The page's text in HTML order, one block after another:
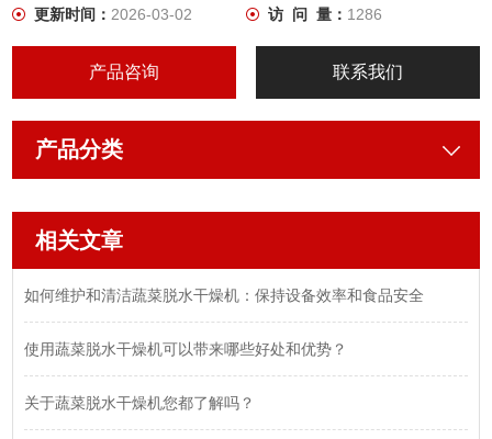
更新时间：2026-03-02 访 问 量： 1286
产品咨询 联系我们
产品分类
相关文章
如何维护和清洁蔬菜脱水干燥机：保持设备效率和食品安全
使用蔬菜脱水干燥机可以带来哪些好处和优势？
关于蔬菜脱水干燥机您都了解吗？